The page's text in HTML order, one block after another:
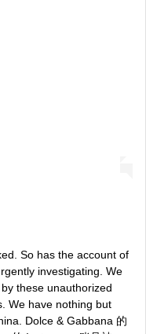
So has the account of
investigating. We
these unauthorized
We have nothing but
Dolce & Gabbana 的